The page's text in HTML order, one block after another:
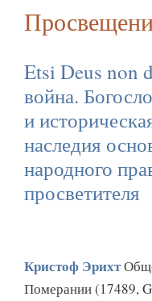
Etsi Deus non
война.
и
наследия
народного
просветителя
Кристоф Эрихт
Померании (17489,